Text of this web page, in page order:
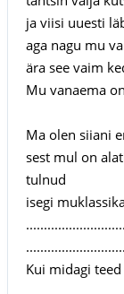
ja viisi uuesti
aga nagu mu
ära see vaim
Mu vanaema
Ma olen siiani
sest mul on
tulnud
isegi
Kui midagi